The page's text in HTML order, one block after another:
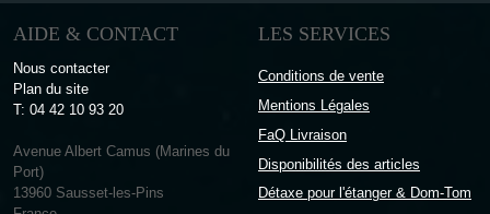
AIDE & CONTACT
Nous contacter
Plan du site
T: 04 42 10 93 20
Avenue Albert Camus (Marines du
Port)
13960 Sausset-les-Pins
LES SERVICES
Conditions de vente
Mentions Légales
FaQ Livraison
Disponibilités des articles
Détaxe pour l'étanger & Dom-Tom